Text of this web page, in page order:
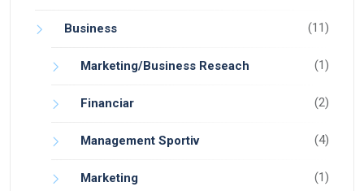
Business (11)
Marketing/Business Reseach (1)
Financiar (2)
Management Sportiv (4)
Marketing (1)